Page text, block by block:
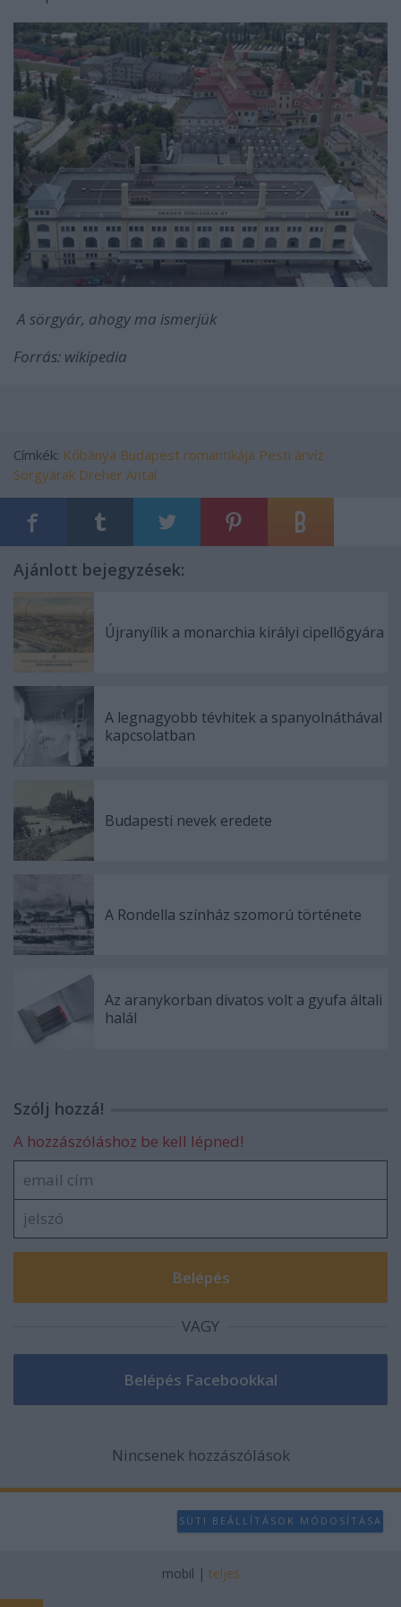
A sörgyár, ahogy ma ismerjük
Forrás: wikipedia
Címkék: Kőbánya Budapest romantikája Pesti árvíz
Sörgyárak Dreher Antal
Ajánlott bejegyzések:
Újranyílik a monarchia királyi cipellőgyára
A legnagyobb tévhitek a spanyolnáthával
kapcsolatban
Budapesti nevek eredete
A Rondella színház szomorú története
Az aranykorban divatos volt a gyufa általi
halál
Szólj hozzá!
A hozzászóláshoz be kell lépned!
VAGY
Nincsenek hozzászólások
SÜTI BEÁLLÍTÁSOK MÓDOSÍTÁSA
mobil | teljes